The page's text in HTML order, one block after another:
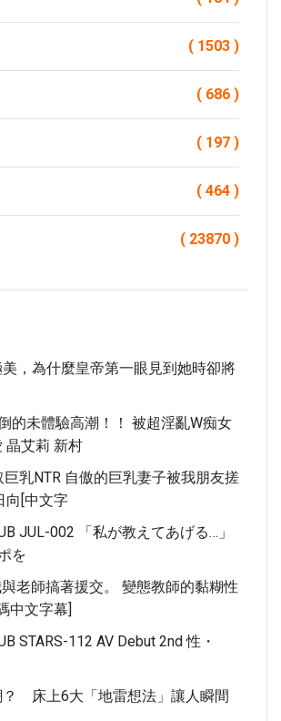
( 1503 )
( 686 )
( 197 )
( 464 )
( 23870 )
，為什麼皇帝第一眼見到她時卻將
的未體驗高潮！！ 被超淫亂W痴女
晶艾莉 新村
巨乳NTR 自傲的巨乳妻子被我朋友搓
向[中文字
JUL-002 「私が教えてあげる…」
を
老師搞著援交。 變態教師的黏糊性
中文字幕]
STARS-112 AV Debut 2nd 性・
？ 床上6大「地雷想法」讓人瞬間